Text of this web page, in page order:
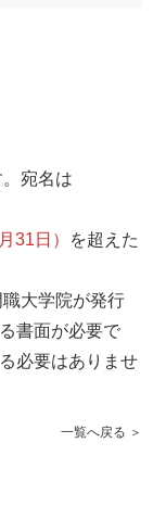
宛名は
31日） を超えた
大学院が発行
書面が必要で
必要はありませ
一覧へ戻る